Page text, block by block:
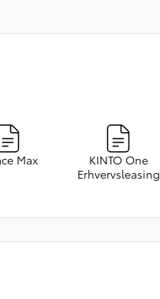
Max
KINTO One
Erhvervsleasing